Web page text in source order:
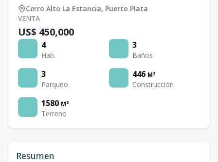
Cerro Alto La Estancia, Puerto Plata
VENTA
US$ 450,000
4
Hab.
3
Baños
3
Parqueo
446 M²
Construcción
1580 M²
Terreno
Resumen